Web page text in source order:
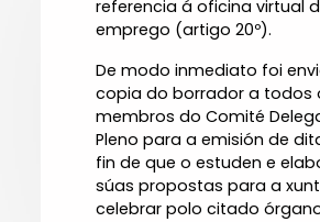
referencia á oficina virtual
emprego (artigo 20º).
De modo inmediato foi
copia do borrador a todos
membros do Comité
Pleno para a emisión de
fin de que o estuden e
súas propostas para a
celebrar polo citado